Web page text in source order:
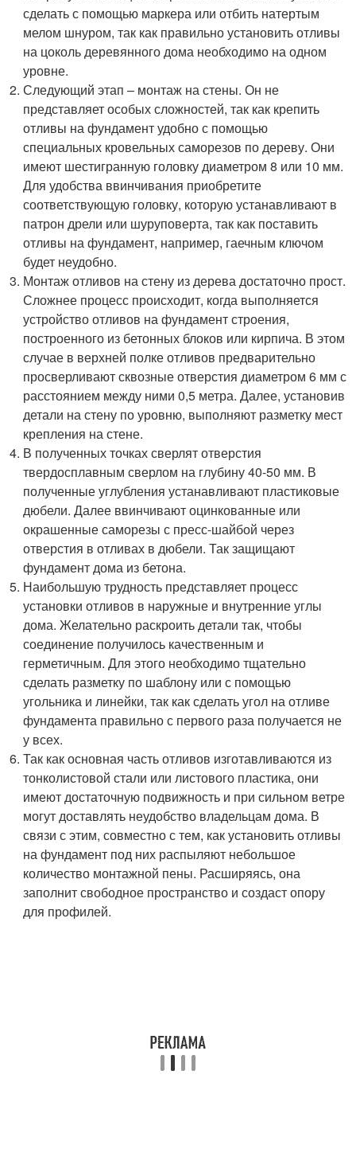
сделать с помощью маркера или отбить натертым
мелом шнуром, так как правильно установить отливы
на цоколь деревянного дома необходимо на одном
уровне.
Следующий этап – монтаж на стены. Он не
представляет особых сложностей, так как крепить
отливы на фундамент удобно с помощью
специальных кровельных саморезов по дереву. Они
имеют шестигранную головку диаметром 8 или 10 мм.
Для удобства ввинчивания приобретите
соответствующую головку, которую устанавливают в
патрон дрели или шуруповерта, так как поставить
отливы на фундамент, например, гаечным ключом
будет неудобно.
Монтаж отливов на стену из дерева достаточно прост.
Сложнее процесс происходит, когда выполняется
устройство отливов на фундамент строения,
построенного из бетонных блоков или кирпича. В этом
случае в верхней полке отливов предварительно
просверливают сквозные отверстия диаметром 6 мм с
расстоянием между ними 0,5 метра. Далее, установив
детали на стену по уровню, выполняют разметку мест
крепления на стене.
В полученных точках сверлят отверстия
твердосплавным сверлом на глубину 40-50 мм. В
полученные углубления устанавливают пластиковые
дюбели. Далее ввинчивают оцинкованные или
окрашенные саморезы с пресс-шайбой через
отверстия в отливах в дюбели. Так защищают
фундамент дома из бетона.
Наибольшую трудность представляет процесс
установки отливов в наружные и внутренние углы
дома. Желательно раскроить детали так, чтобы
соединение получилось качественным и
герметичным. Для этого необходимо тщательно
сделать разметку по шаблону или с помощью
угольника и линейки, так как сделать угол на отливе
фундамента правильно с первого раза получается не
у всех.
Так как основная часть отливов изготавливаются из
тонколистовой стали или листового пластика, они
имеют достаточную подвижность и при сильном ветре
могут доставлять неудобство владельцам дома. В
связи с этим, совместно с тем, как установить отливы
на фундамент под них распыляют небольшое
количество монтажной пены. Расширяясь, она
заполнит свободное пространство и создаст опору
для профилей.